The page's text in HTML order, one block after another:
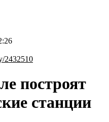
2432510
построят
станции